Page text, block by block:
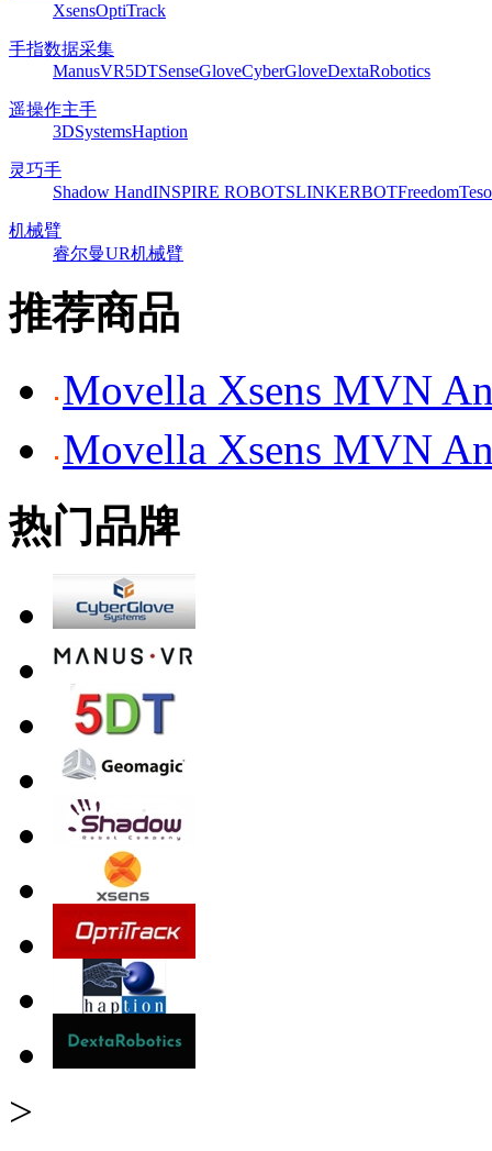
XsensOptiTrack
手指数据采集
ManusVR5DTSenseGloveCyberGloveDextaRobotics
遥操作主手
3DSystemsHaption
灵巧手
Shadow HandINSPIRE ROBOTSLINKERBOTFreedom
机械臂
睿尔曼UR机械臂
推荐商品
Movella Xsens MVN
Movella Xsens MVN
热门品牌
>